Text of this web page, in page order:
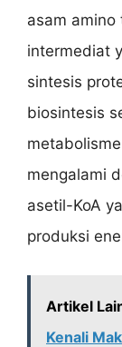
asam
intermediat
sintesis
biosintesis
mengalami
asetil-KoA
produksi
Artikel
Kenali